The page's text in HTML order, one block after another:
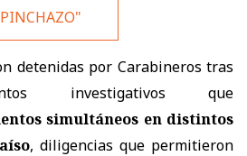
detenidas por Carabineros tras
investigativos que
simultáneos en distintos
, diligencias que permitieron